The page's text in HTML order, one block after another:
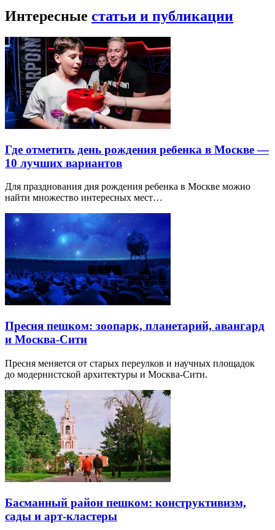
Интересные статьи и публикации
Где отметить день рождения ребенка в Москве —
10 лучших вариантов
Для празднования дня рождения ребенка в Москве можно
найти множество интересных мест…
Пресня пешком: зоопарк, планетарий, авангард
и Москва-Сити
Пресня меняется от старых переулков и научных площадок
до модернистской архитектуры и Москва-Сити.
Басманный район пешком: конструктивизм,
сады и арт-кластеры